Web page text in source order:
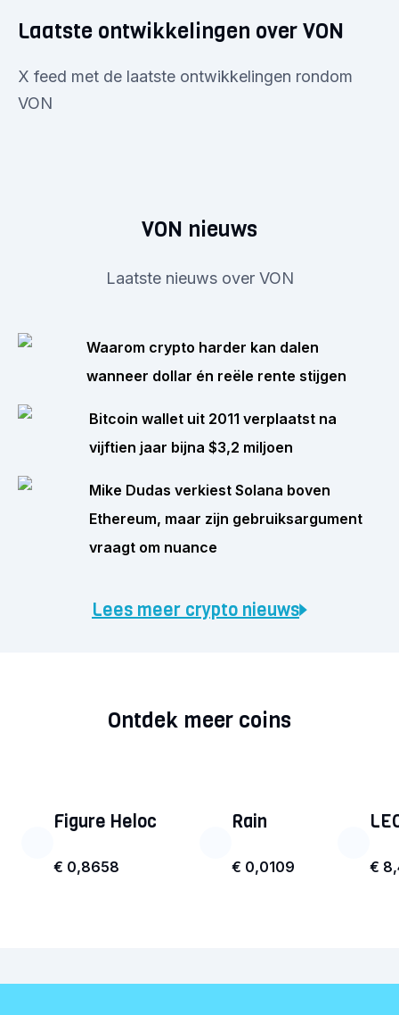
Laatste ontwikkelingen over VON
X feed met de laatste ontwikkelingen rondom
VON
VON nieuws
Laatste nieuws over VON
Waarom crypto harder kan dalen
wanneer dollar én reële rente stijgen
Bitcoin wallet uit 2011 verplaatst na
vijftien jaar bijna $3,2 miljoen
Mike Dudas verkiest Solana boven
Ethereum, maar zijn gebruiksargument
vraagt om nuance
Lees meer crypto nieuws
Ontdek meer coins
Figure Heloc
€ 0,8658
Rain
€ 0,0109 €